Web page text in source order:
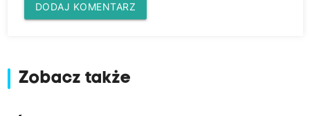
DODAJ KOMENTARZ
Zobacz także